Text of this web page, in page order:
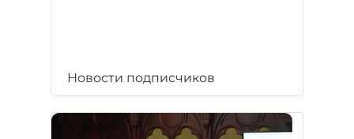
Новости подписчиков